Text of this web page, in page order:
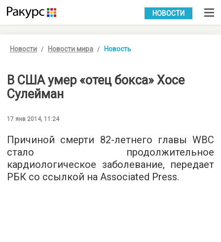
УКР РУС
НОВОСТИ
Новости Новости мира Новость
В США умер «отец бокса» Хосе
Сулейман
17 янв 2014, 11:24
Причиной смерти 82-летнего главы WBC
стало продолжительное
кардиологическое заболевание, передает
РБК со ссылкой на Associated Press.